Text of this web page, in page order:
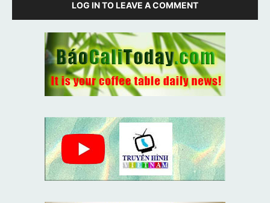
LOG IN TO LEAVE A COMMENT